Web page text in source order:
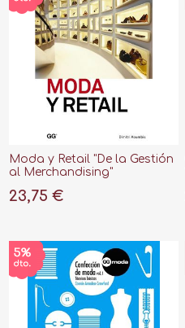
Moda y Retail "De la Gestión
al Merchandising"
23,75 €